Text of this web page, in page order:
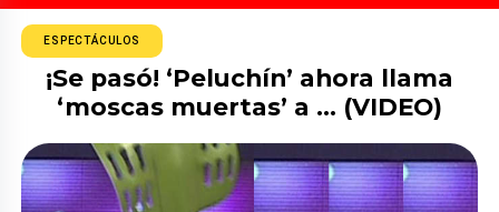
ESPECTÁCULOS
¡Se pasó! ‘Peluchín’ ahora llama
‘moscas muertas’ a … (VIDEO)